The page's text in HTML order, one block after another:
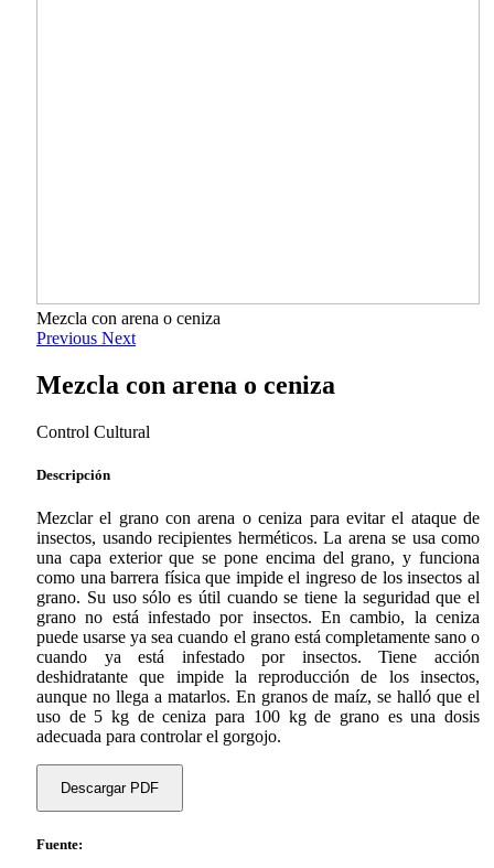
Mezcla con arena o ceniza
Previous Next
Mezcla con arena o ceniza
Control Cultural
Descripción
Mezclar el grano con arena o ceniza para evitar el ataque de
insectos, usando recipientes herméticos. La arena se usa como
una capa exterior que se pone encima del grano, y funciona
como una barrera física que impide el ingreso de los insectos al
grano. Su uso sólo es útil cuando se tiene la seguridad que el
grano no está infestado por insectos. En cambio, la ceniza
puede usarse ya sea cuando el grano está completamente sano o
cuando ya está infestado por insectos. Tiene acción
deshidratante que impide la reproducción de los insectos,
aunque no llega a matarlos. En granos de maíz, se halló que el
uso de 5 kg de ceniza para 100 kg de grano es una dosis
adecuada para controlar el gorgojo.
Descargar PDF
Fuente: